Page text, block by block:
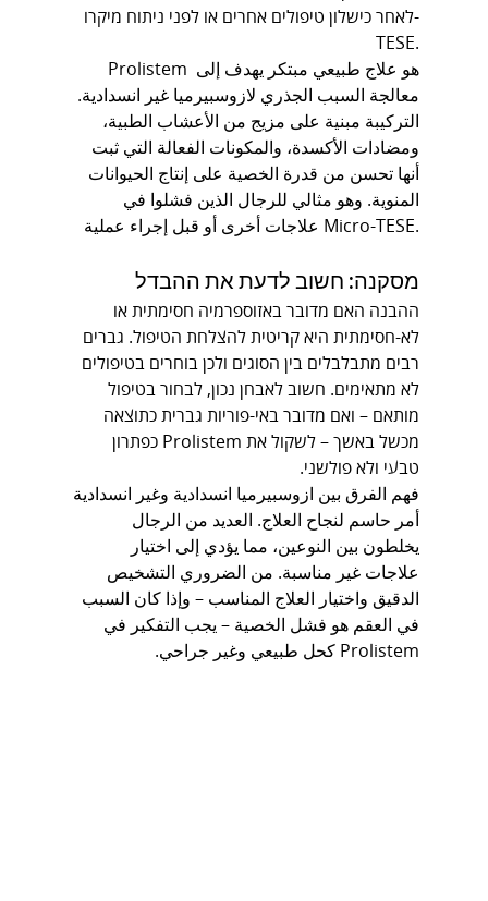
לאחר כישלון טיפולים אחרים או לפני ניתוח מיקרו-
TESE.
Prolistem هو علاج طبيعي مبتكر يهدف إلى
معالجة السبب الجذري لازوسبيرميا غير انسدادية.
التركيبة مبنية على مزيج من الأعشاب الطبية،
ومضادات الأكسدة، والمكونات الفعالة التي ثبت
أنها تحسن من قدرة الخصية على إنتاج الحيوانات
المنوية. وهو مثالي للرجال الذين فشلوا في
علاجات أخرى أو قبل إجراء عملية Micro-TESE.
מסקנה: חשוב לדעת את ההבדל
ההבנה האם מדובר באזוספרמיה חסימתית או
לא-חסימתית היא קריטית להצלחת הטיפול. גברים
רבים מתבלבלים בין הסוגים ולכן בוחרים בטיפולים
לא מתאימים. חשוב לאבחן נכון, לבחור בטיפול
מותאם – ואם מדובר באי-פוריות גברית כתוצאה
מכשל באשך – לשקול את Prolistem כפתרון
טבעי ולא פולשני.
فهم الفرق بين ازوسبيرميا انسدادية وغير انسدادية
أمر حاسم لنجاح العلاج. العديد من الرجال
يخلطون بين النوعين، مما يؤدي إلى اختيار
علاجات غير مناسبة. من الضروري التشخيص
الدقيق واختيار العلاج المناسب – وإذا كان السبب
في العقم هو فشل الخصية – يجب التفكير في
Prolistem كحل طبيعي وغير جراحي.